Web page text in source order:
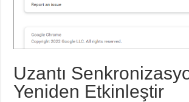
Uzantı
Yeniden Etkinleştir